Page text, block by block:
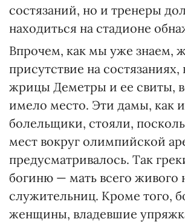
состязаний, но и тренеры
находиться на стадионе
Впрочем, как мы уже знаем,
присутствие на состязаниях,
жрицы Деметры и ее свиты,
имело место. Эти дамы, как
болельщики, стояли,
мест вокруг олимпийской
предусматривалось. Так
богиню — мать всего живого
служительниц. Кроме того,
женщины, владевшие